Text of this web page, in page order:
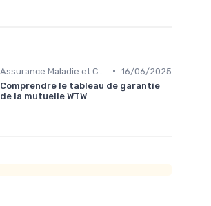
• 16/06/2025
Comprendre le tableau de garantie
de la mutuelle WTW